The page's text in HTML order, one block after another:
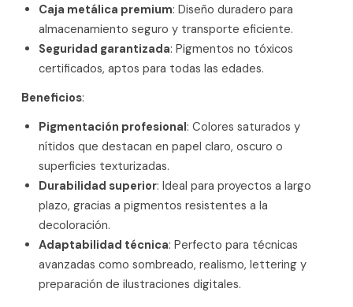
Caja metálica premium: Diseño duradero para
almacenamiento seguro y transporte eficiente.
Seguridad garantizada: Pigmentos no tóxicos
certificados, aptos para todas las edades.
Beneficios:
Pigmentación profesional: Colores saturados y
nítidos que destacan en papel claro, oscuro o
superficies texturizadas.
Durabilidad superior: Ideal para proyectos a largo
plazo, gracias a pigmentos resistentes a la
decoloración.
Adaptabilidad técnica: Perfecto para técnicas
avanzadas como sombreado, realismo, lettering y
preparación de ilustraciones digitales.